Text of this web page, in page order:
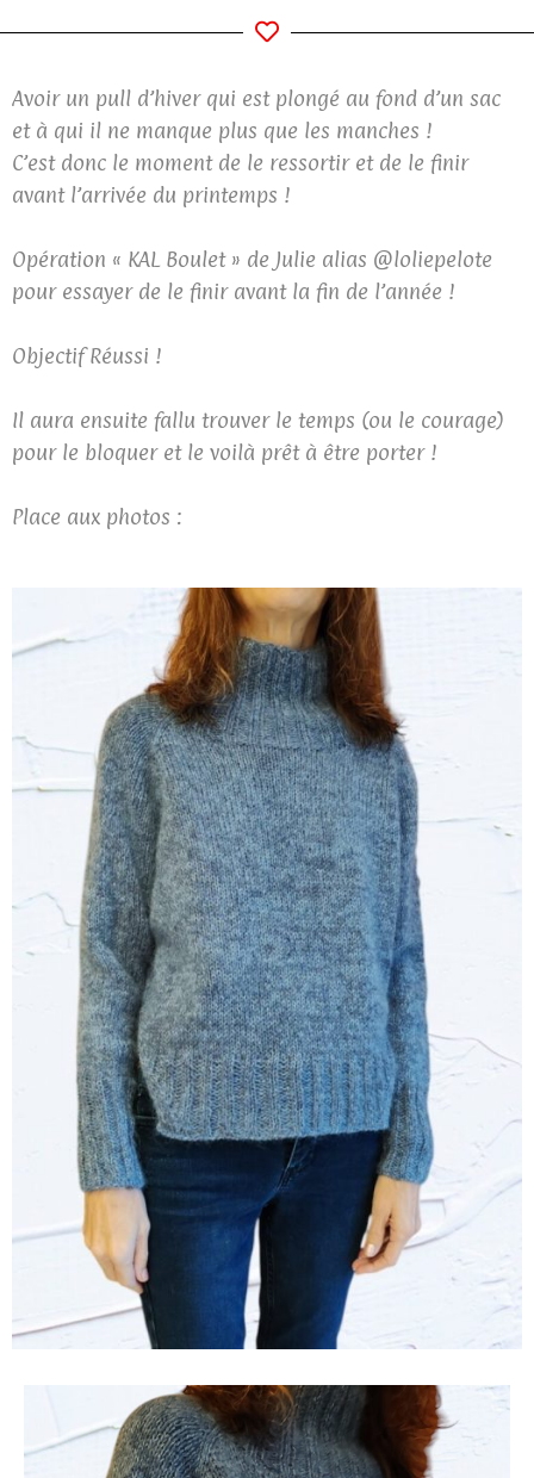
Avoir un pull d’hiver qui est plongé au fond d’un sac
et à qui il ne manque plus que les manches !
C’est donc le moment de le ressortir et de le finir
avant l’arrivée du printemps !
Opération « KAL Boulet » de Julie alias @loliepelote
pour essayer de le finir avant la fin de l’année !
Objectif Réussi !
Il aura ensuite fallu trouver le temps (ou le courage)
pour le bloquer et le voilà prêt à être porter !
Place aux photos :